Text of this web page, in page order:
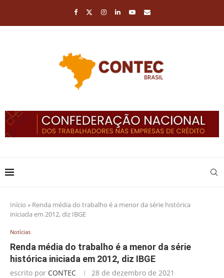
Início » Renda média do trabalho é a menor da série histórica
iniciada em 2012, diz IBGE
Notícias
Renda média do trabalho é a menor da série
histórica iniciada em 2012, diz IBGE
escrito por CONTEC 28 de dezembro de 2021